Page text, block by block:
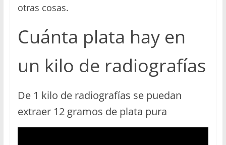
otras cosas.
Cuánta plata hay en
un kilo de radiografías
De 1 kilo de radiografías se puedan
extraer 12 gramos de plata pura